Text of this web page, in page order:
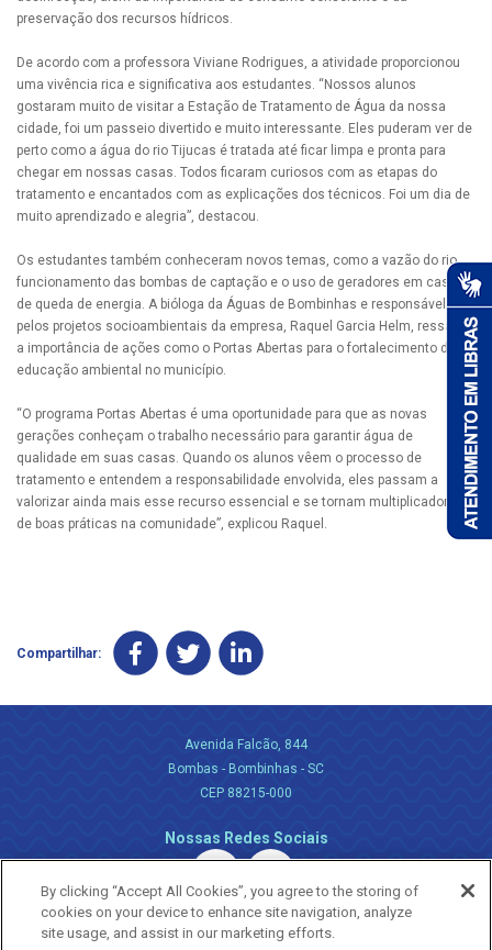
preservação dos recursos hídricos.
De acordo com a professora Viviane Rodrigues, a atividade proporcionou
uma vivência rica e significativa aos estudantes. “Nossos alunos
gostaram muito de visitar a Estação de Tratamento de Água da nossa
cidade, foi um passeio divertido e muito interessante. Eles puderam ver de
perto como a água do rio Tijucas é tratada até ficar limpa e pronta para
chegar em nossas casas. Todos ficaram curiosos com as etapas do
tratamento e encantados com as explicações dos técnicos. Foi um dia de
muito aprendizado e alegria”, destacou.
Os estudantes também conheceram novos temas, como a vazão do rio,
funcionamento das bombas de captação e o uso de geradores em casos
de queda de energia. A bióloga da Águas de Bombinhas e responsável
pelos projetos socioambientais da empresa, Raquel Garcia Helm, ressaltou
a importância de ações como o Portas Abertas para o fortalecimento da
educação ambiental no município.
“O programa Portas Abertas é uma oportunidade para que as novas
gerações conheçam o trabalho necessário para garantir água de
qualidade em suas casas. Quando os alunos vêem o processo de
tratamento e entendem a responsabilidade envolvida, eles passam a
valorizar ainda mais esse recurso essencial e se tornam multiplicadores
de boas práticas na comunidade”, explicou Raquel.
Compartilhar:
Avenida Falcão, 844
Bombas - Bombinhas - SC
CEP 88215-000
Nossas Redes Sociais
By clicking “Accept All Cookies”, you agree to the storing of
cookies on your device to enhance site navigation, analyze
site usage, and assist in our marketing efforts.